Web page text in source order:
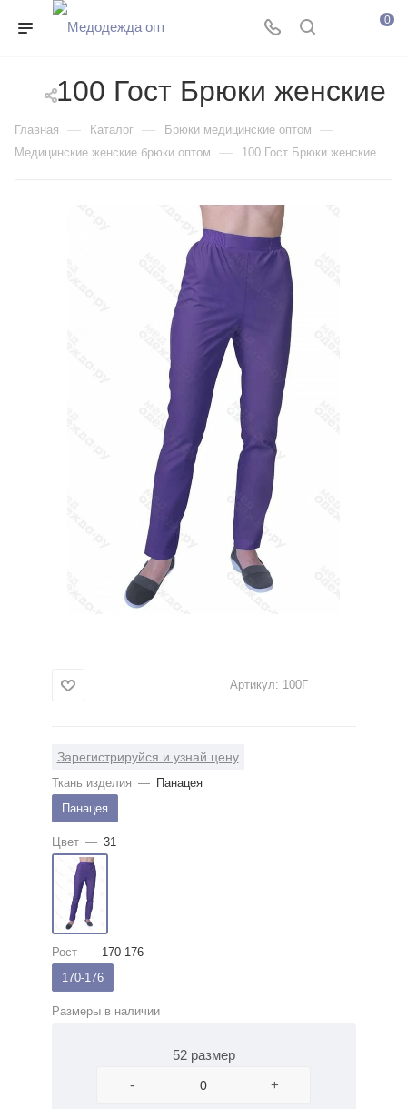
0
100 Гост Брюки женские
Главная — Каталог — Брюки медицинские оптом —
Медицинские женские брюки оптом — 100 Гост Брюки женские
Артикул: 100Г
Зарегистрируйся и узнай цену
Ткань изделия —
Панацея
Панацея
Цвет — 31
Рост — 170-176
170-176
Размеры в наличии
52 размер
-
+